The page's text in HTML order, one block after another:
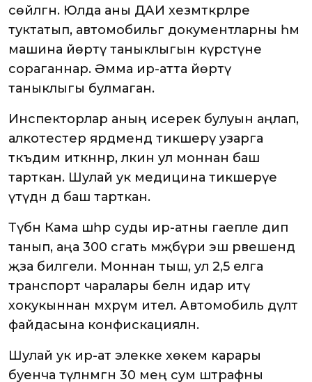
сөйләгән. Юлда аны ДАИ хезмәткәрләре
туктатып, автомобильгә документларны һәм
машина йөртү таныклыгын күрсәтүне
сораганнар. Әмма ир-атта йөртү
таныклыгы булмаган.
Инспекторлар аның исерек булуын аңлап,
алкотестер ярдәмендә тикшерү узарга
тәкъдим иткәннәр, ләкин ул моннан баш
тарткан. Шулай ук медицина тикшерүе
үтүдән дә баш тарткан.
Түбән Кама шәһәр суды ир-атны гаепле дип
танып, аңа 300 сәгать мәҗбүри эш рәвешендә
җәза билгели. Моннан тыш, ул 2,5 елга
транспорт чаралары белән идарә итү
хокукыннан мәхрүм ителә. Автомобиль дәүләт
файдасына конфискацияләнә.
Шулай ук ир-ат элекке хөкем карары
буенча түләнмәгән 30 мең сум штрафны